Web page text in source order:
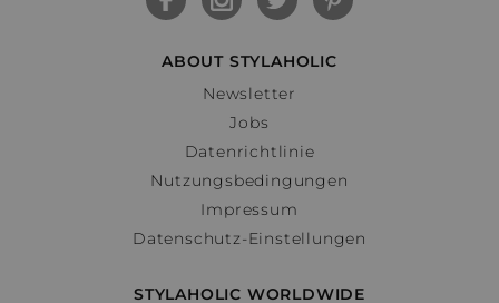
ABOUT STYLAHOLIC
Newsletter
Jobs
Datenrichtlinie
Nutzungsbedingungen
Impressum
Datenschutz-Einstellungen
STYLAHOLIC WORLDWIDE